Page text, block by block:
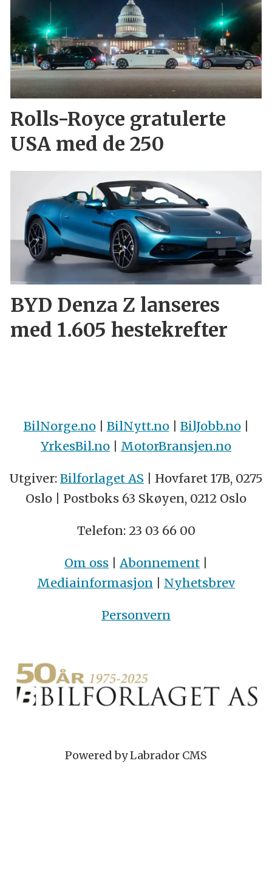
Rolls-Royce gratulerte
USA med de 250
BYD Denza Z lanseres
med 1.605 hestekrefter
BilNorge.no| BilNytt.no| BilJobb.no|
YrkesBil.no
MotorBransjen.no
Utgiver: Bilforlaget AS | Hovfaret 17B, 0275
Oslo | Postboks 63 Skøyen, 0212 Oslo
Telefon: 23 03 66 00
Om oss | Abonnement |
Mediainformasjon | Nyhetsbrev
Personvern
Powered by Labrador CMS